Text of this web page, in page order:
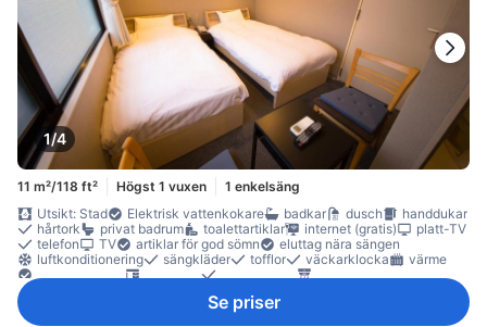
1/4
11 m²/118 ft² Högst 1 vuxen
1 enkelsäng
Utsikt: Stad
Elektrisk vattenkokare badkar dusch
handdukar
hårtork
privat badrum toalettartiklar internet (gratis)
platt-TV
telefon
TV artiklar för god sömn
eluttag nära sängen
luftkonditionering
sängkläder tofflor väckarklocka
värme
papperskorgar
skrivbord klädhängare
rökdetektor
Se priser